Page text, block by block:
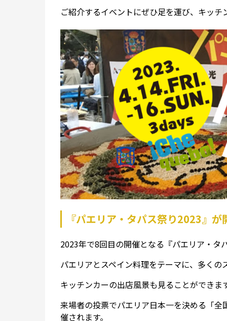
ご紹介するイベントにぜひ足を運び、キッ
『パエリア・タパス祭り2023』
2023年で8回目の開催となる『パエリア・タ
パエリアとスペイン料理をテーマに、多くの
キッチンカーの出店風景も見ることができま
来場者の投票でパエリア日本一を決める「
催されます。